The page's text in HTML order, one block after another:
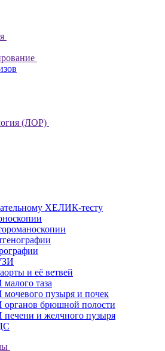
(ЛОР)
ХЕЛИК-тесту
и её ветвей
таза
пузыря и почек
органов брюшной полости
и желчного пузыря